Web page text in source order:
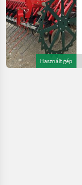
Használt gép